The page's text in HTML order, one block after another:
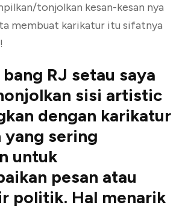
tonjolkan kesan-kesan nya
membuat karikatur itu sifatnya
RJ setau saya
sisi artistic
dengan karikatur
sering
untuk
pesan atau
politik. Hal menarik